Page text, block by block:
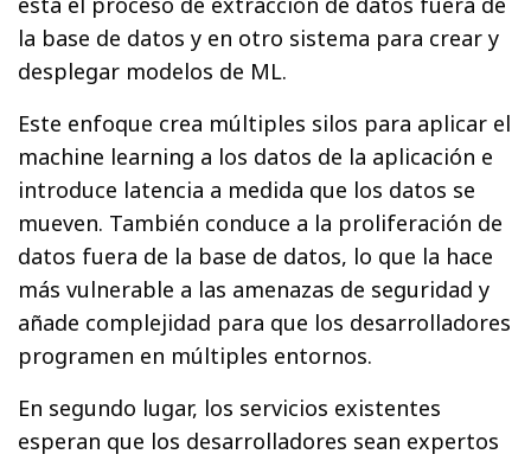
la base de datos y en otro sistema para crear y
desplegar modelos de ML.
Este enfoque crea múltiples silos para aplicar el
machine learning a los datos de la aplicación e
introduce latencia a medida que los datos se
mueven. También conduce a la proliferación de
datos fuera de la base de datos, lo que la hace
más vulnerable a las amenazas de seguridad y
añade complejidad para que los desarrolladores
programen en múltiples entornos.
En segundo lugar, los servicios existentes
esperan que los desarrolladores sean expertos